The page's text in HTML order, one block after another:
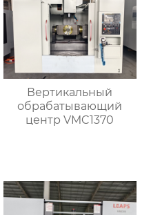
Вертикальный
обрабатывающий
центр VMC1370